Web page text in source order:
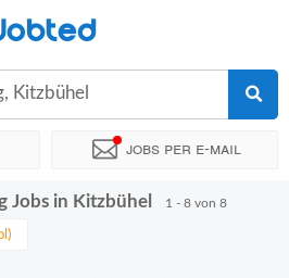
Kitzbühel
Jobs per e-mail
Standort
Jobs in Kitzbühel 1 - 8 von 8